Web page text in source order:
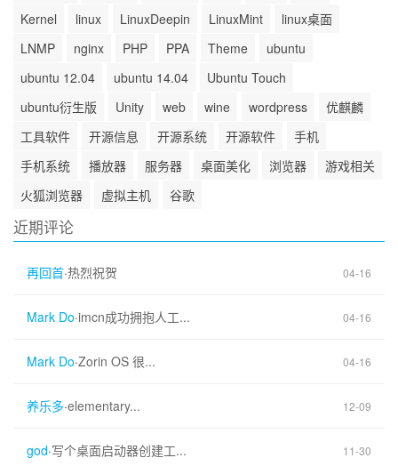
Kernel
linux LinuxDeepin LinuxMint
linux桌面
LNMP
nginx PHP PPA Theme
ubuntu
ubuntu 12.04
ubuntu 14.04
Ubuntu Touch
ubuntu衍生版
Unity web wine wordpress
优麒麟
工具软件
开源信息 开源系统 开源软件
手机
手机系统
播放器 服务器 桌面美化 浏览器
游戏相关
火狐浏览器
虚拟主机 谷歌
近期评论
再回首·热烈祝贺 04-16
Mark Do·imcn成功拥抱人工... 04-16
Mark Do·Zorin OS 很... 04-16
养乐多·elementary... 12-09
god·写个桌面启动器创建工... 11-30